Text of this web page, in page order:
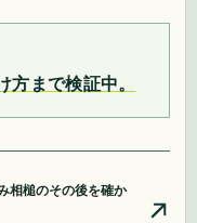
方まで検証中。
相槌のその後を確か